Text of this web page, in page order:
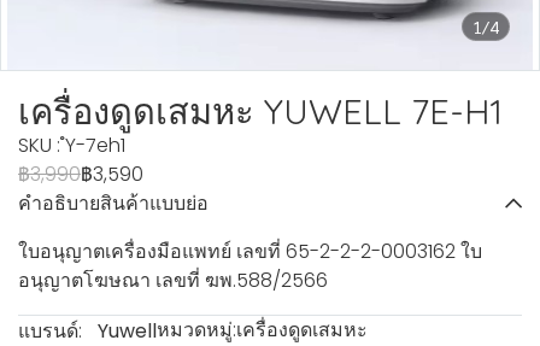
1/4
เครื่องดูดเสมหะ YUWELL 7E-H1
SKU : ํY-7eh1
฿3,990฿3,590
คำอธิบายสินค้าแบบย่อ
ใบอนุญาตเครื่องมือแพทย์ เลขที่ 65-2-2-2-0003162 ใบ
อนุญาตโฆษณา เลขที่ ฆพ.588/2566
แบรนด์:
Yuwellหมวดหมู่:เครื่องดูดเสมหะ